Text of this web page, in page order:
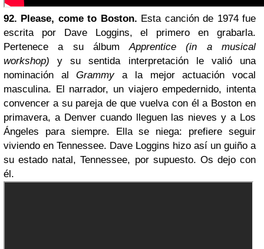
92. Please, come to Boston. Esta canción de 1974 fue
escrita por Dave Loggins, el primero en grabarla.
Pertenece a su álbumApprentice (in a musical
workshop) y su sentida interpretación le valió una
nominación alGrammya la mejor actuación vocal
masculina. El narrador, un viajero empedernido, intenta
convencer a su pareja de que vuelva con él a Boston en
primavera, a Denver cuando lleguen las nieves y a Los
Ángeles para siempre. Ella se niega: prefiere seguir
viviendo en Tennessee. Dave Loggins hizo así un guiño a
su estado natal, Tennessee, por supuesto. Os dejo con
él.